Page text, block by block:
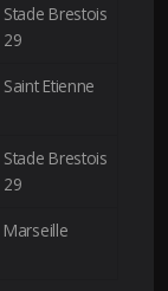
Stade Brestois
29
Saint Etienne
Stade Brestois
29
Marseille